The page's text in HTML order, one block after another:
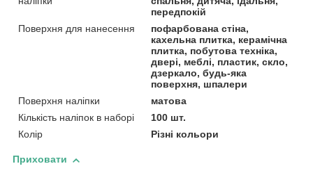
передпокій
Поверхня для нанесення
пофарбована стіна,
кахельна плитка, керамічна
плитка, побутова техніка,
двері, меблі, пластик, скло,
дзеркало, будь-яка
поверхня, шпалери
Поверхня наліпки
матова
Кількість наліпок в наборі
100 шт.
Колір
Різні кольори
Приховати